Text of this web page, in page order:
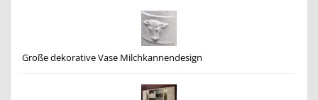
Große dekorative Vase Milchkannendesign